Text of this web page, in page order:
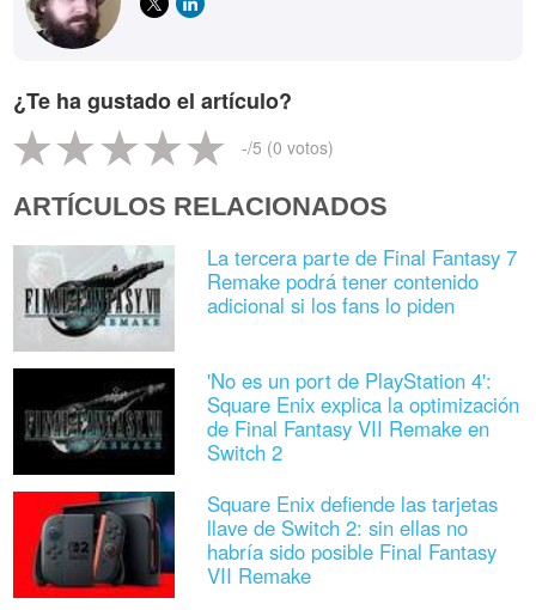
¿Te ha gustado el artículo?
-/5 (0 votos)
ARTÍCULOS RELACIONADOS
La tercera parte de Final Fantasy 7
Remake podrá tener contenido
adicional si los fans lo piden
'No es un port de PlayStation 4':
Square Enix explica la optimización
de Final Fantasy VII Remake en
Switch 2
Square Enix defiende las tarjetas
llave de Switch 2: sin ellas no
habría sido posible Final Fantasy
VII Remake